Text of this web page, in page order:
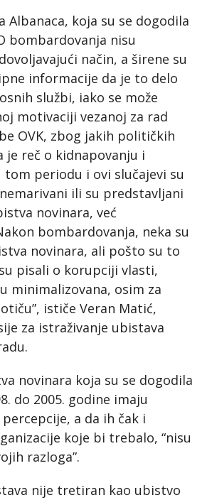
Albanaca, koja su se dogodila
bombardovanja nisu
način, a širene su
informacije da je to delo
službi, iako se može
motivaciji vezanoj za rad
OVK, zbog jakih političkih
je reč o kidnapovanju i
periodu i ovi slučajevi su
ili su predstavljani
novinara, već
bombardovanja, neka su
novinara, ali pošto su to
pisali o korupciji vlasti,
minimalizovana, osim za
ističe Veran Matić,
za istraživanje ubistava
novinara koja su se dogodila
do 2005. godine imaju
a da ih čak i
koje bi trebalo, “nisu
razloga”.
nije tretiran kao ubistvo